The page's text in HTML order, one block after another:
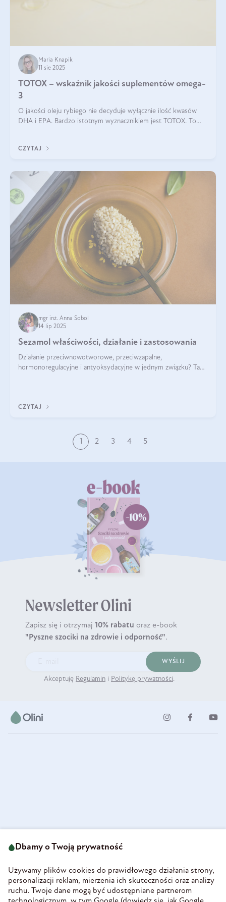
Maria Knapik
11 sie 2025
TOTOX – wskaźnik jakości suplementów omega-
3
O jakości oleju rybiego nie decyduje wyłącznie ilość kwasów
DHA i EPA. Bardzo istotnym wyznacznikiem jest TOTOX. To
CZYTAJ
mgr inż. Anna Sobol
14 lip 2025
Sezamol właściwości, działanie i zastosowania
Działanie przeciwnowotworowe, przeciwzapalne,
hormonoregulacyjne i antyoksydacyjne w jednym związku? Tak
CZYTAJ
1 2 3 4 5
Newsletter Olini
Zapisz się i otrzymaj 10% rabatu oraz e-book
"Pyszne szociki na zdrowie i odporność".
WYŚLIJ
Akceptuję Regulamin i Politykę prywatności.
58-160 Świebodzice
REGON 890213034
INFORMACJE
Dbamy o Twoją prywatność
Używamy plików cookies do prawidłowego działania strony,
personalizacji reklam, mierzenia ich skuteczności oraz analizy
ruchu. Twoje dane mogą być udostępniane partnerom